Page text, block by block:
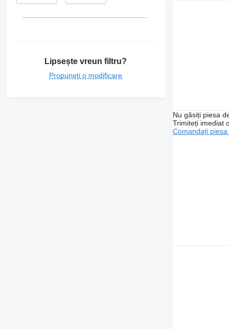
Lipsește vreun filtru?
Propuneți o modificare
Nu găsiți piesa
Trimiteți imediat
Comandați